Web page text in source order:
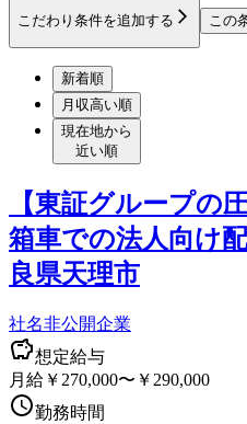
こだわり条件を追加する この
新着順
月収高い順
現在地から
近い順
【東証グループの
箱車での法人向け
良県天理市
社名非公開企業
想定給与
月給￥270,000〜￥290,000
勤務時間